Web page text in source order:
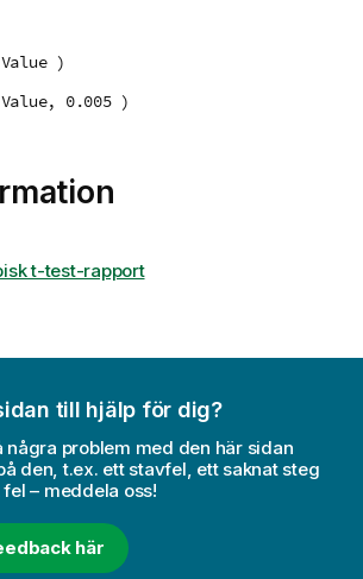
)
0.005 )
t-test-rapport
till hjälp för dig?
några problem med den här sidan
den, t.ex. ett stavfel, ett saknat steg
– meddela oss!
här